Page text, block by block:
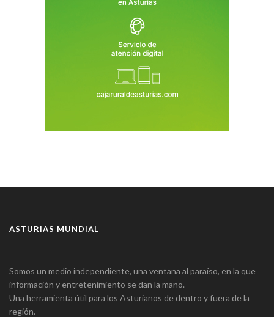
ASTURIAS MUNDIAL
Somos un medio independiente, una ventana al paraíso, en la que
información y entretenimiento se dan la mano.
Una herramienta útil para los Asturianos de dentro y fuera de la
región.